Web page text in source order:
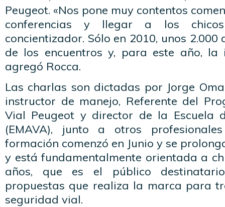
Peugeot. «Nos pone muy contentos
conferencias y llegar a los
concientizador. Sólo en 2010, unos
de los encuentros y, para este año, la
agregó Rocca.
Las charlas son dictadas por Jorge
instructor de manejo, Referente del
Vial Peugeot y director de la Escuela
(EMAVA), junto a otros
formación comenzó en Junio y se
y está fundamentalmente orientada a
años, que es el público
propuestas que realiza la marca para
seguridad vial.